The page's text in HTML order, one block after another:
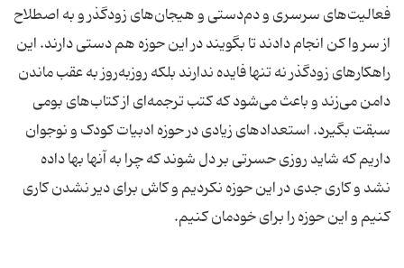
فعالیت‌های سرسری و دم‌دستی و هیجان‌های زودگذر و به اصطلاح
از سر وا کن انجام دادند تا بگویند در این حوزه هم دستی دارند. این
راهکارهای زودگذر نه تنها فایده ندارند بلکه روزبه‌روز به عقب ماندن
دامن می‌زند و باعث می‌شود که کتب ترجمه‌ای از کتاب‌های بومی
سبقت بگیرد. استعدادهای زیادی در حوزه ادبیات کودک و نوجوان
داریم که شاید روزی حسرتی بر دل شوند که چرا به آنها بها داده
نشد و کاری جدی در این حوزه نکردیم و کاش برای دیر نشدن کاری
کنیم و این حوزه را برای خودمان کنیم.